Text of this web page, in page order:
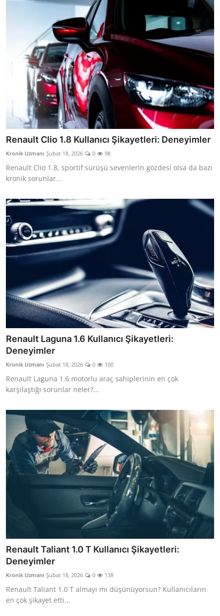
Renault Clio 1.8 Kullanıcı Şikayetleri: Deneyimler
Kronik Uzmanı Şubat 18, 2026 0 98
Renault Clio 1.8, sportif sürüşü sevenlerin gözdesi olsa da bazı
kronik sorunlar...
Renault Laguna 1.6 Kullanıcı Şikayetleri:
Deneyimler
Kronik Uzmanı Şubat 18, 2026 0 100
Renault Laguna 1.6 motorlu araç sahiplerinin en çok
karşılaştığı sorunlar neler?...
Renault Taliant 1.0 T Kullanıcı Şikayetleri:
Deneyimler
Kronik Uzmanı Şubat 18, 2026 0 138
Renault Taliant 1.0 T almayı mı düşünüyorsun? Kullanıcıların
en çok şikayet etti...